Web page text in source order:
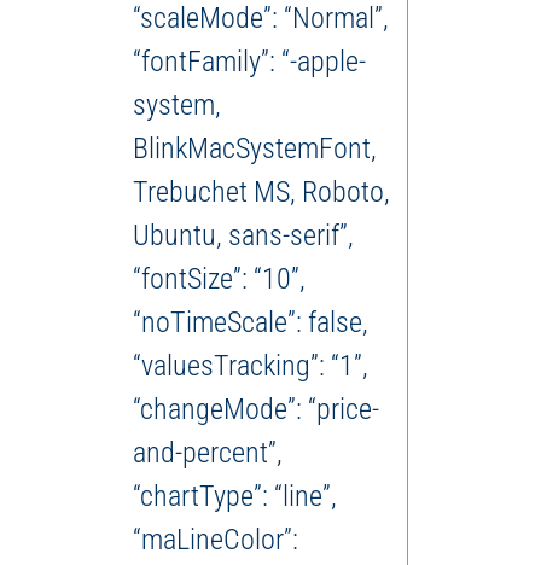
“scaleMode”: “Normal”,
“fontFamily”: “-apple-
system,
BlinkMacSystemFont,
Trebuchet MS, Roboto,
Ubuntu, sans-serif”,
“fontSize”: “10”,
“noTimeScale”: false,
“valuesTracking”: “1”,
“changeMode”: “price-
and-percent”,
“chartType”: “line”,
“maLineColor”: